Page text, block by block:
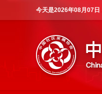
今天是2026年08月07日